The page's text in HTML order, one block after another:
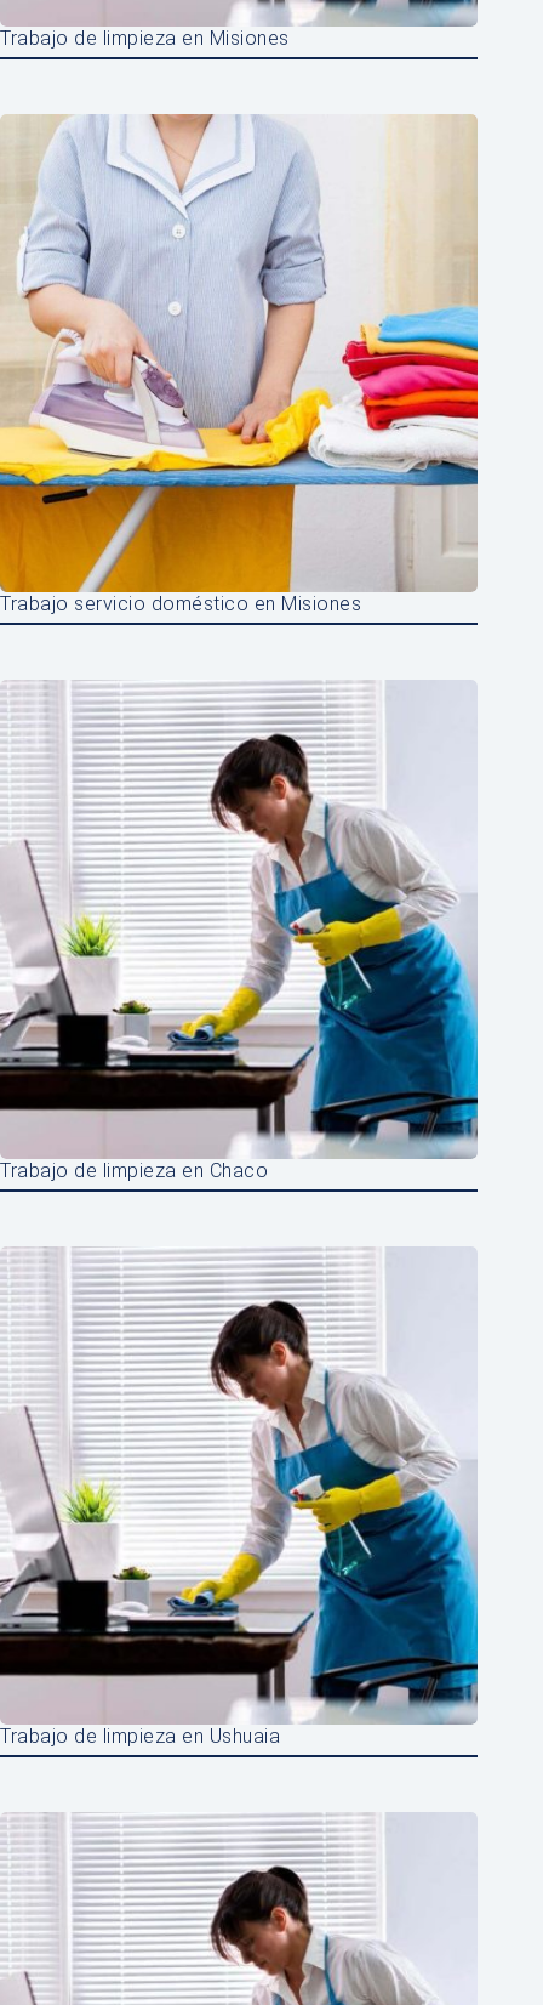
Trabajo de limpieza en Misiones
Trabajo servicio doméstico en Misiones
Trabajo de limpieza en Chaco
Trabajo de limpieza en Ushuaia